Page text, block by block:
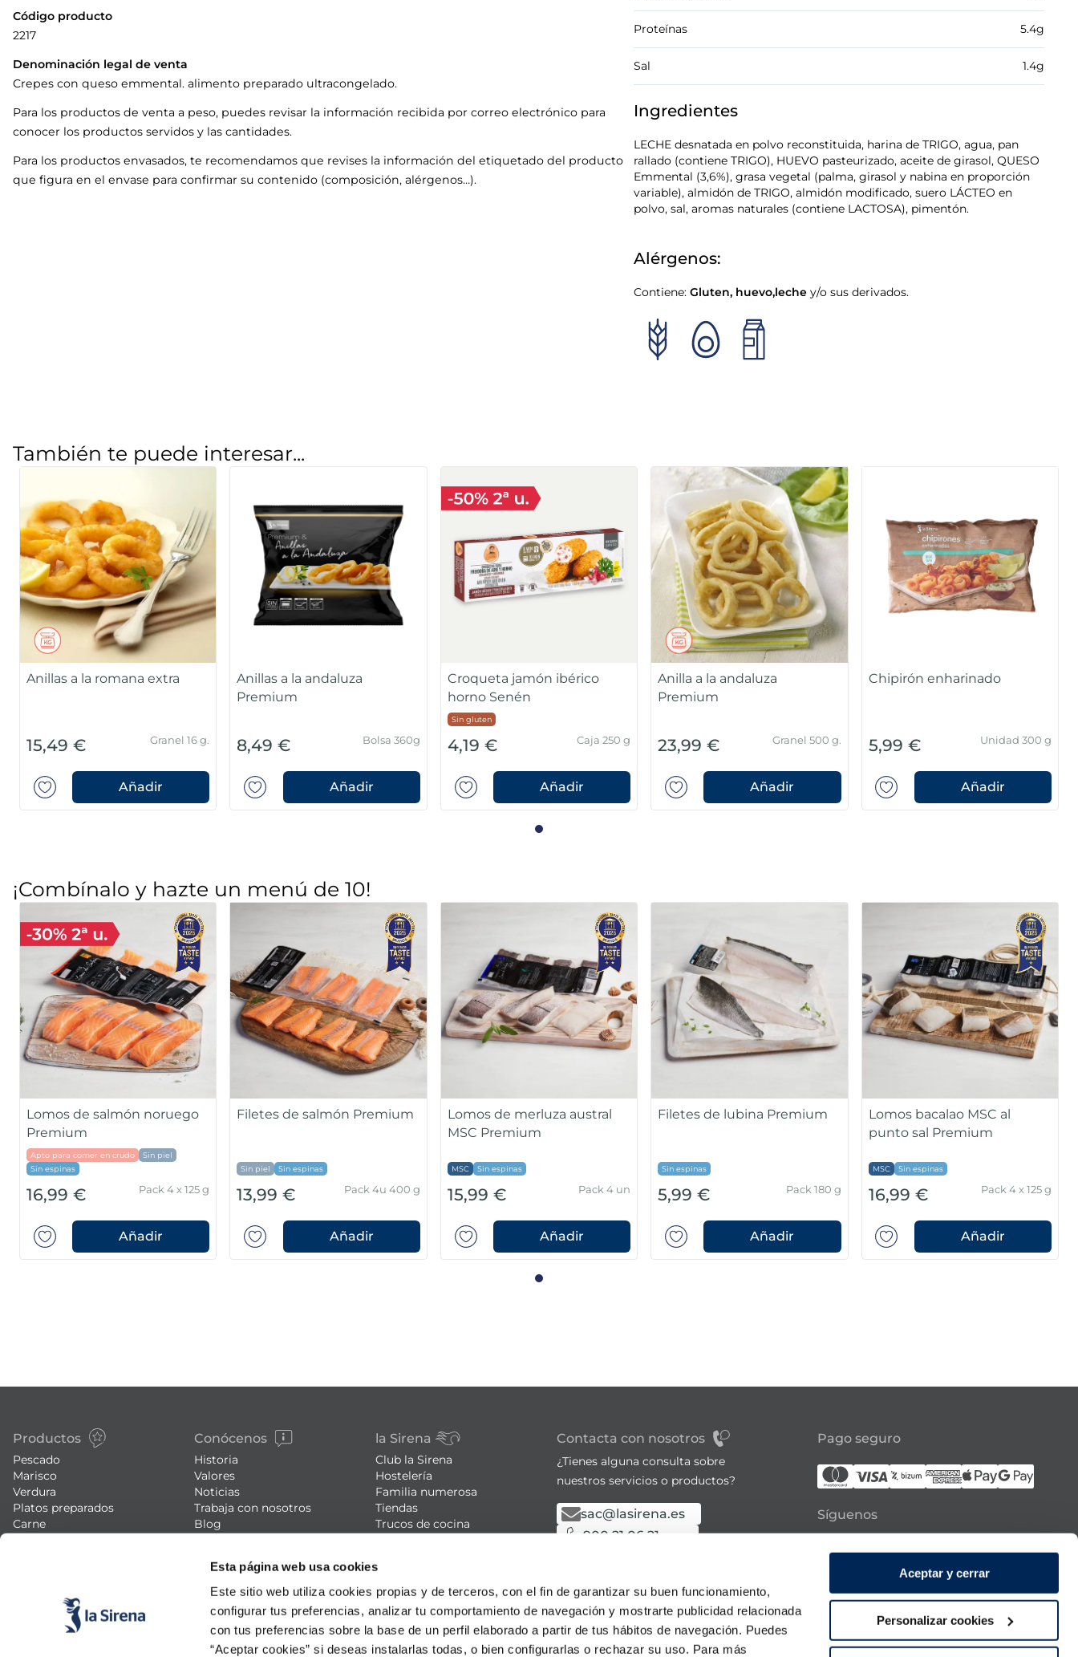
Esta página web usa cookies
Este sitio web utiliza cookies propias y de terceros, con el fin de garantizar su buen funcionamiento,
configurar tus preferencias, analizar tu comportamiento de navegación y mostrarte publicidad relacionada
con tus preferencias sobre la base de un perfil elaborado a partir de tus hábitos de navegación. Puedes
“Aceptar cookies” si deseas instalarlas todas, o bien configurarlas o rechazar su uso. Para más
Aceptar y cerrar
Personalizar cookies
Código producto
2217
Denominación legal de venta
Crepes con queso emmental. alimento preparado ultracongelado.
Para los productos de venta a peso, puedes revisar la información recibida por correo electrónico para
conocer los productos servidos y las cantidades.
Para los productos envasados, te recomendamos que revises la información del etiquetado del producto
que figura en el envase para confirmar su contenido (composición, alérgenos…).
Proteínas 5.4g
Sal 1.4g
Ingredientes
LECHE desnatada en polvo reconstituida, harina de TRIGO, agua, pan
rallado (contiene TRIGO), HUEVO pasteurizado, aceite de girasol, QUESO
Emmental (3,6%), grasa vegetal (palma, girasol y nabina en proporción
variable), almidón de TRIGO, almidón modificado, suero LÁCTEO en
polvo, sal, aromas naturales (contiene LACTOSA), pimentón.
Alérgenos:
Contiene: Gluten, huevo,leche y/o sus derivados.
También te puede interesar...
Anillas a la romana extra
15,49 € Granel 16 g.
Añadir
Anillas a la andaluza
Premium
8,49 € Bolsa 360g
Añadir
Croqueta jamón ibérico
horno Senén
Sin gluten
4,19 € Caja 250 g
Añadir
Anilla a la andaluza
Premium
23,99 € Granel 500 g.
Añadir
Chipirón enharinado
5,99 € Unidad 300 g
Añadir
¡Combínalo y hazte un menú de 10!
Lomos de salmón noruego
Premium
Apto para comer en crudo
Sin piel
Sin espinas
16,99 € Pack 4 x 125 g
Añadir
Filetes de salmón Premium
Sin piel Sin espinas
13,99 € Pack 4u 400 g
Añadir
Lomos de merluza austral
MSC Premium
MSC Sin espinas
15,99 € Pack 4 un
Añadir
Filetes de lubina Premium
Sin espinas
5,99 € Pack 180 g
Añadir
Lomos bacalao MSC al
punto sal Premium
MSC Sin espinas
16,99 € Pack 4 x 125 g
Añadir
Productos
Pescado
Marisco
Verdura
Platos preparados
Carne
Conócenos
Historia
Valores
Noticias
Trabaja con nosotros
Blog
la Sirena
Club la Sirena
Hostelería
Familia numerosa
Tiendas
Trucos de cocina
Aviso legal
Política de privacidad
Condiciones de compra
Política de cookies
Política LLMS
Contacta con nosotros
¿Tienes alguna consulta sobre
nuestros servicios o productos?
sac@lasirena.es
900 21 06 21
Algunas tiendas abiertas el domingo
Pago seguro
Síguenos